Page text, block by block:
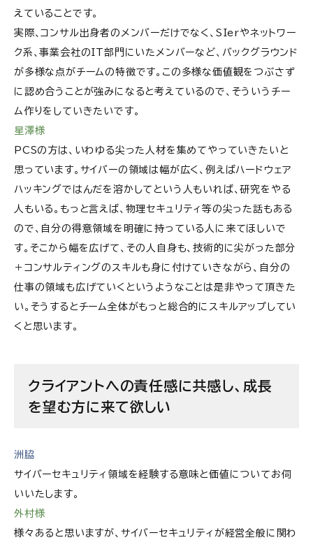
えていることです。
実際、コンサル出身者のメンバーだけでなく、SIerやネットワー
ク系、事業会社のIT部門にいたメンバーなど、バックグラウンド
が多様な点がチームの特徴です。この多様な価値観をつぶさず
に認め合うことが強みになると考えているので、そういうチー
ム作りをしていきたいです。
星澤様
PCSの方は、いわゆる尖った人材を集めてやっていきたいと
思っています。サイバーの領域は幅が広く、例えばハードウェア
ハッキングではんだを溶かしてという人もいれば、研究をやる
人もいる。もっと言えば、物理セキュリティ等の尖った話もある
ので、自分の得意領域を明確に持っている人に来てほしいで
す。そこから幅を広げて、その人自身も、技術的に尖がった部分
＋コンサルティングのスキルも身に付けていきながら、自分の
仕事の領域も広げていくというようなことは是非やって頂きた
い。そうするとチーム全体がもっと総合的にスキルアップしてい
くと思います。
クライアントへの責任感に共感し、成長
を望む方に来て欲しい
洲脇
サイバーセキュリティ領域を経験する意味と価値についてお伺
いいたします。
外村様
様々あると思いますが、サイバーセキュリティが経営全般に関わ